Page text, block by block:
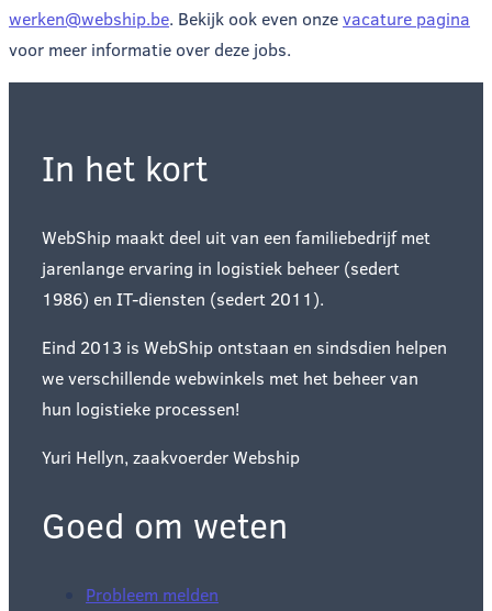
werken@webship.be. Bekijk ook even onzevacature pagina
voor meer informatie over deze jobs.
In het kort
WebShip maakt deel uit van een familiebedrijf met
jarenlange ervaring in logistiek beheer (sedert
1986) en IT-diensten (sedert 2011).
Eind 2013 is WebShip ontstaan en sindsdien helpen
we verschillende webwinkels met het beheer van
hun logistieke processen!
Yuri Hellyn, zaakvoerder Webship
Goed om weten
Probleem melden